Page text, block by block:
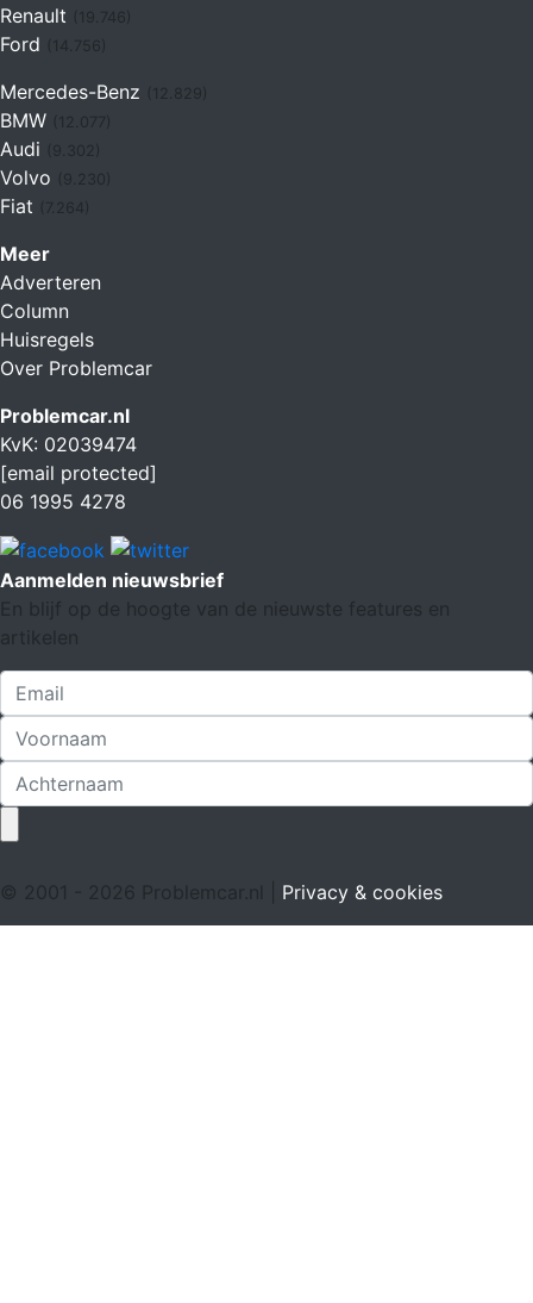
Renault (19.746)
Ford (14.756)
Mercedes-Benz
BMW
Audi
Volvo
Fiat (7.264)
Meer
Adverteren
Column
Huisregels
Over Problemcar
Problemcar.nl
KvK: 02039474
[email protected]
06 1995 4278
Aanmelden nieuwsbrief
En blijf op de hoogte van de nieuwste features en
artikelen
© 2001 - 2026 Problemcar.nl | Privacy & cookies